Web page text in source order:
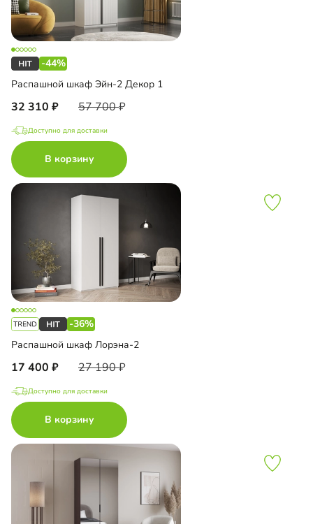
-44%
Распашной шкаф Эйн-2 Декор 1
32 310 57 700
Доступно для доставки
В корзину
-36%
Распашной шкаф Лорэна-2
17 400 27 190
Доступно для доставки
В корзину